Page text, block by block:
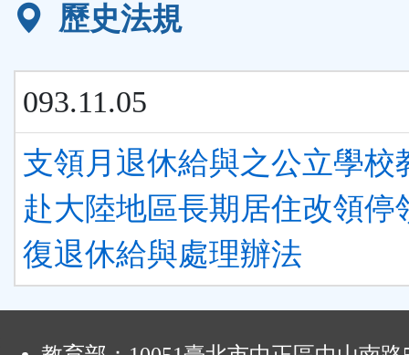
歷史法規
093.11.05
支領月退休給與之公立學校
赴大陸地區長期居住改領停
復退休給與處理辦法